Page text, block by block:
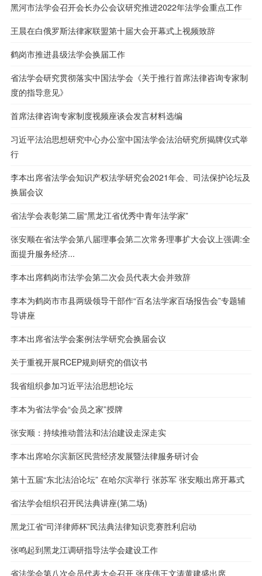
黑河市法学会召开会长办公会议研究推进2022年法学会重点工作
王晨在白俄罗斯法律家联盟第十届大会开幕式上视频致辞
鹤岗市推进县级法学会换届工作
省法学会研究贯彻落实中国法学会《关于推行首席法律咨询专家制
度的指导意见》
首席法律咨询专家制度视频座谈会发言材料选编
习近平法治思想研究中心办公室中国法学会法治研究所揭牌仪式举
行
李本出席省法学会知识产权法学研究会2021年会、司法保护论坛及
换届会议
省法学会表彰第二届“黑龙江省优秀中青年法学家”
张安顺在省法学会第八届理事会第二次常务理事扩大会议上强调:全
面提升服务经济...
李本出席鹤岗市法学会第二次会员代表大会并致辞
李本为鹤岗市市县两级领导干部作“百名法学家百场报告会”专题辅
导讲座
李本出席省法学会案例法学研究会换届会议
关于重视开展RCEP规则研究的倡议书
我省组织参加习近平法治思想论坛
李本为省法学会“会员之家”授牌
张安顺：持续推动普法和法治建设走深走实
李本出席哈尔滨新区民营经济发展暨法律服务研讨会
第十五届“东北法治论坛” 在哈尔滨举行 张苏军 张安顺出席开幕式
省法学会组织召开民法典讲座(第二场)
黑龙江省“司洋律师杯”民法典法律知识竞赛胜利启动
张鸣起到黑龙江调研指导法学会建设工作
省法学会第八次会员代表大会召开 张庆伟王文涛黄建盛出席